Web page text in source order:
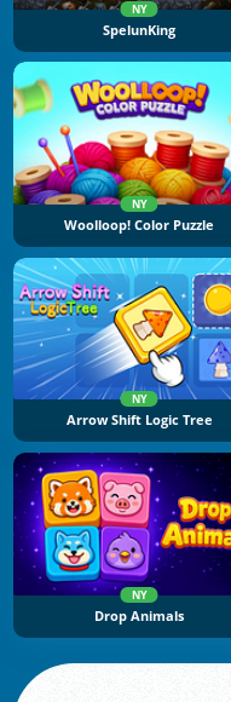
NY
SpelunKing
NY
Woolloop! Color Puzzle
NY
Arrow Shift Logic Tree
NY
Drop Animals